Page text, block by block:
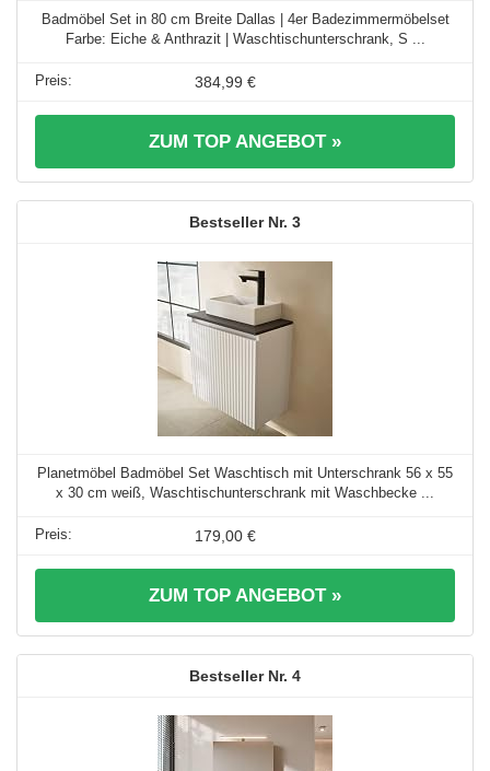
Badmöbel Set in 80 cm Breite Dallas | 4er Badezimmermöbelset
Farbe: Eiche & Anthrazit | Waschtischunterschrank, S ...
384,99 €
ZUM TOP ANGEBOT »
3
Planetmöbel Badmöbel Set Waschtisch mit Unterschrank 56 x 55
x 30 cm weiß, Waschtischunterschrank mit Waschbecke ...
179,00 €
ZUM TOP ANGEBOT »
4